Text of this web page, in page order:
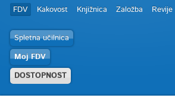
FDV Kakovost Knjižnica Založba Revije
Spletna učilnica
Moj FDV
DOSTOPNOST